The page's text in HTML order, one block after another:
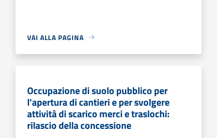
VAI ALLA PAGINA
Occupazione di suolo pubblico per
l'apertura di cantieri e per svolgere
attività di scarico merci e traslochi:
rilascio della concessione